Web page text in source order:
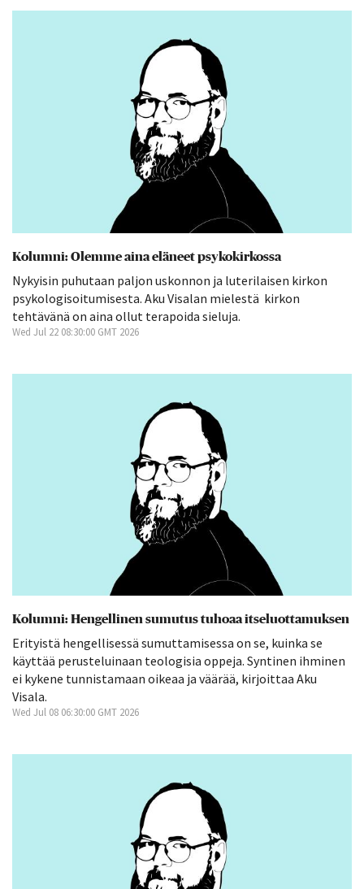
Kolumni: Olemme aina eläneet psykokirkossa
Nykyisin puhutaan paljon uskonnon ja luterilaisen kirkon
psykologisoitumisesta. Aku Visalan mielestä kirkon
tehtävänä on aina ollut terapoida sieluja.
Wed Jul 22 08:30:00 GMT 2026
Kolumni: Hengellinen sumutus tuhoaa itseluottamuksen
Erityistä hengellisessä sumuttamisessa on se, kuinka se
käyttää perusteluinaan teologisia oppeja. Syntinen ihminen
ei kykene tunnistamaan oikeaa ja väärää, kirjoittaa Aku
Visala.
Wed Jul 08 06:30:00 GMT 2026